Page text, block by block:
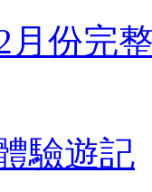
月份完
驗遊記